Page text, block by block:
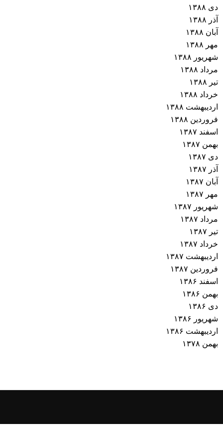
دی ۱۳۸۸
آذر ۱۳۸۸
آبان ۱۳۸۸
مهر ۱۳۸۸
شهریور ۱۳۸۸
مرداد ۱۳۸۸
تیر ۱۳۸۸
خرداد ۱۳۸۸
اردیبهشت ۱۳۸۸
فروردین ۱۳۸۸
اسفند ۱۳۸۷
بهمن ۱۳۸۷
دی ۱۳۸۷
آذر ۱۳۸۷
آبان ۱۳۸۷
مهر ۱۳۸۷
شهریور ۱۳۸۷
مرداد ۱۳۸۷
تیر ۱۳۸۷
خرداد ۱۳۸۷
اردیبهشت ۱۳۸۷
فروردین ۱۳۸۷
اسفند ۱۳۸۶
بهمن ۱۳۸۶
دی ۱۳۸۶
شهریور ۱۳۸۶
اردیبهشت ۱۳۸۶
بهمن ۱۳۷۸